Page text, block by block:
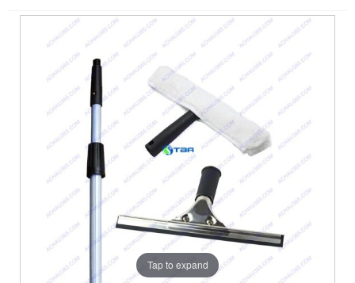
Bộ
cây
lau
kính
Bộ
cây
lau
kính
BLK1M2
kính
1m2
ASIA-
ASIA-
BLK1M2
BLK1M2
Tap to expand